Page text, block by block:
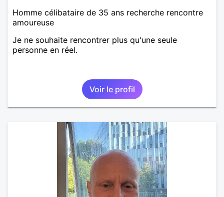
Homme célibataire de 35 ans recherche rencontre
amoureuse
Je ne souhaite rencontrer plus qu'une seule
personne en réel.
Voir le profil